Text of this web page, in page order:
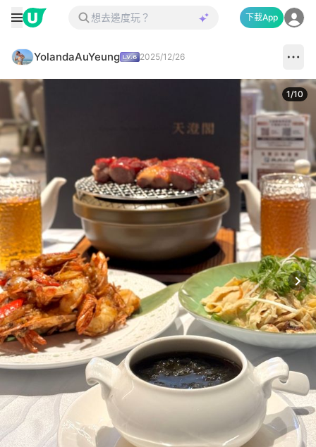
下載App
YolandaAuYeung 2025/12/26
1/10